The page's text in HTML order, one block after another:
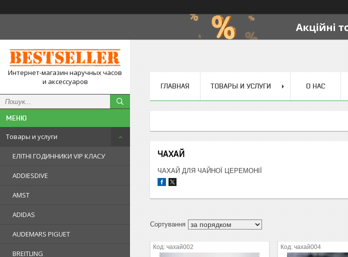
Интернет-магазин наручных часов
и аксессуаров
Товары и услуги
ЕЛІТНІ ГОДИННИКИ VIP КЛАСУ
ADDIESDIVE
AMST
ADIDAS
AUDEMARS PIGUET
BREITLING
ГЛАВНАЯ ТОВАРЫ И УСЛУГИ О НАС
ЧАХАЙ
ЧАХАЙ ДЛЯ ЧАЙНОЇ ЦЕРЕМОНІЇ
чахай002 чахай004